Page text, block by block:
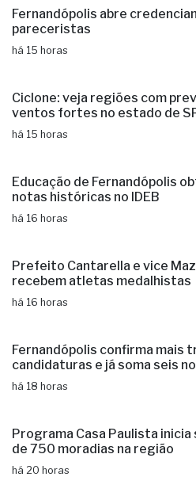
Fernandópolis abre
pareceristas
há 15 horas
Ciclone: veja regiões com
ventos fortes no estado de
há 15 horas
Educação de Fernandópolis
notas históricas no IDEB
há 16 horas
Prefeito Cantarella e vice
recebem atletas medalhistas
há 16 horas
Fernandópolis confirma mais
candidaturas e já soma seis
há 18 horas
Programa Casa Paulista
de 750 moradias na região
há 20 horas